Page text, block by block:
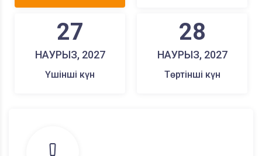
27
НАУРЫЗ, 2027
Үшінші күн
28
НАУРЫЗ, 2027
Төртінші күн